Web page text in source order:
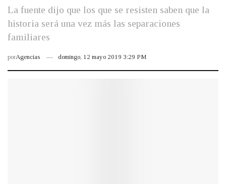
La fuente dijo que los que se resisten saben que la
historia será una vez más las separaciones
familiares
porAgencias domingo, 12 mayo 2019 3:29 PM